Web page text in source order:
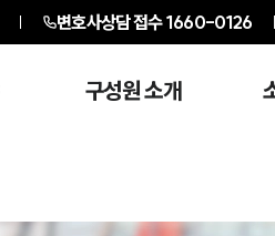
변호사상담 접수1660-0126
구성원 소개